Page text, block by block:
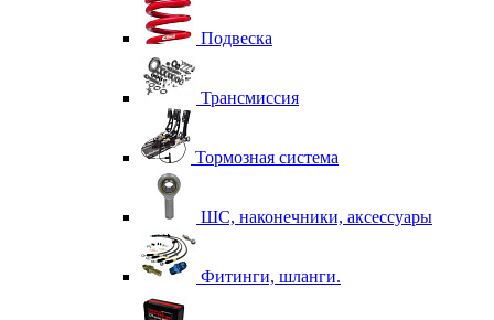
Подвеска
Трансмиссия
Тормозная система
ШС, наконечники, аксессуары
Фитинги, шланги.